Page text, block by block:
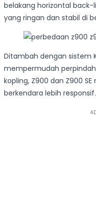
belakang horizontal back-
yang ringan dan stabil di
Ditambah dengan sistem
mempermudah
kopling, Z900 dan Z900
berkendara lebih responsif.